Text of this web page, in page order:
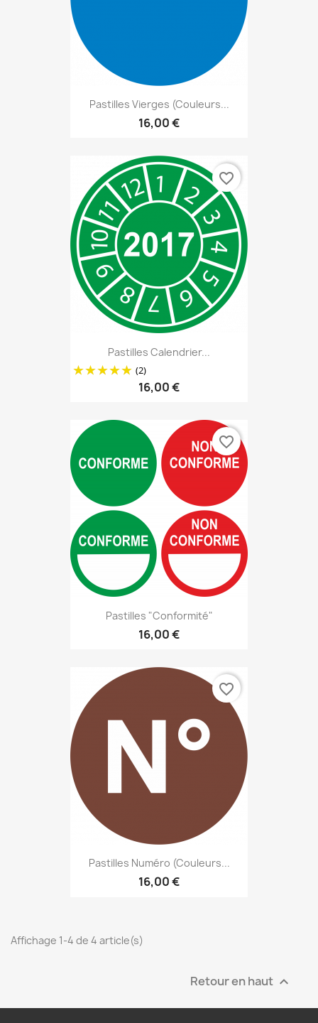
Pastilles Vierges (couleurs...
16,00 €
Pastilles Calendrier...
(2)
16,00 €
favorite_border
Pastilles "Conformité"
16,00 €
favorite_border
Pastilles Numéro (couleurs...
16,00 €
favorite_border
Affichage 1-4 de 4 article(s)
Retour en haut 